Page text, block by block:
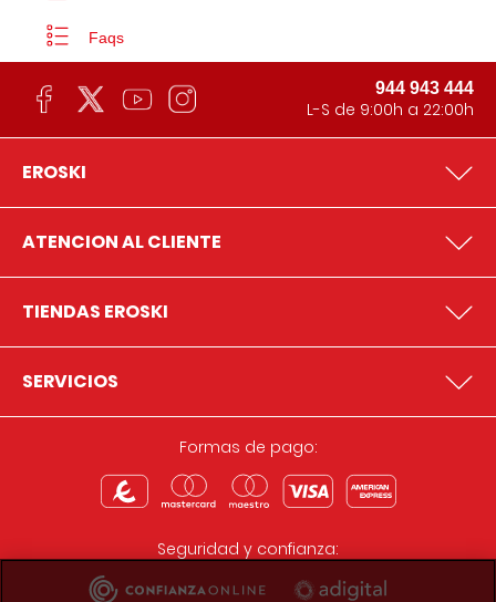
Faqs
944 943 444
L-S de 9:00h a 22:00h
EROSKI
ATENCION AL CLIENTE
TIENDAS EROSKI
SERVICIOS
Formas de pago:
Seguridad y confianza: